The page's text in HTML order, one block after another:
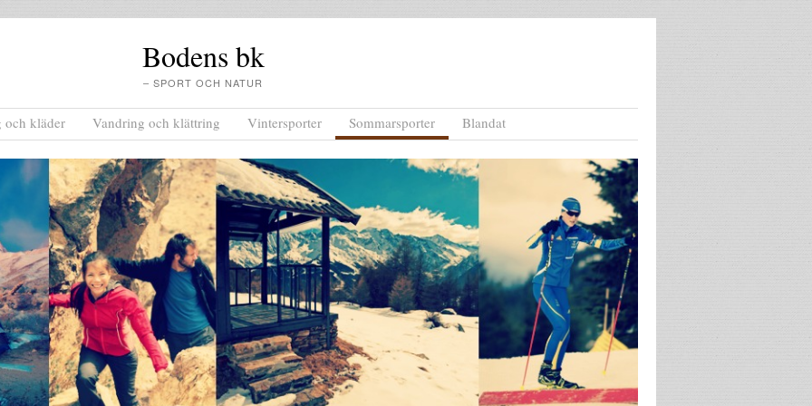
Bodens bk
– SPORT OCH NATUR
och kläder Vandring och klättring Vintersporter Sommarsporter Blandat